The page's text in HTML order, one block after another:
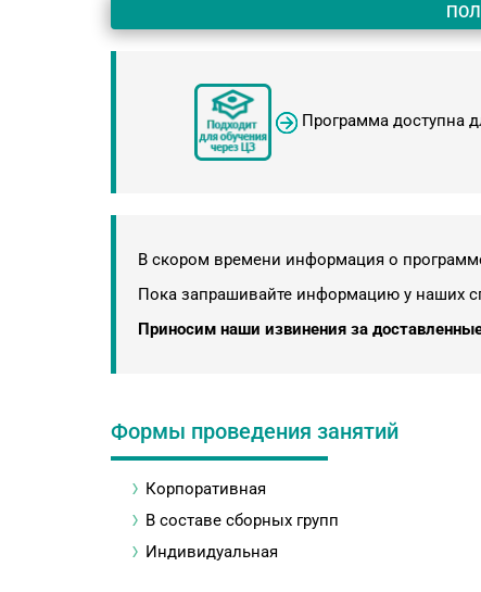
Программа доступна
В скором времени информация о
Пока запрашивайте информацию у наших
Приносим наши извинения за
Формы проведения занятий
Корпоративная
В составе сборных групп
Индивидуальная